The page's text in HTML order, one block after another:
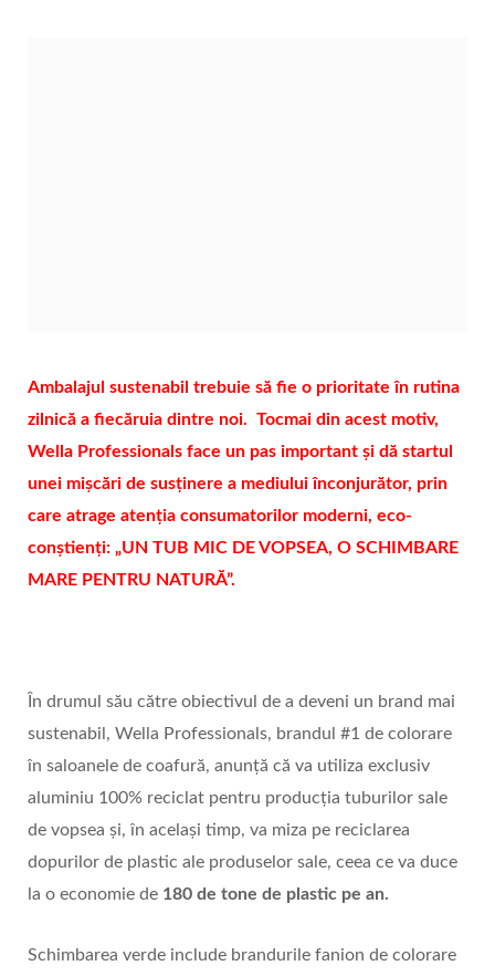
Ambalajul sustenabil trebuie să fie o prioritate în rutina
zilnică a fiecăruia dintre noi. Tocmai din acest motiv,
Wella Professionals face un pas important și dă startul
unei mișcări de susținere a mediului înconjurător, prin
care atrage atenția consumatorilor moderni, eco-
conștienți: „UN TUB MIC DE VOPSEA, O SCHIMBARE
MARE PENTRU NATURĂ”.
În drumul său către obiectivul de a deveni un brand mai
sustenabil, Wella Professionals, brandul #1 de colorare
în saloanele de coafură, anunță că va utiliza exclusiv
aluminiu 100% reciclat pentru producția tuburilor sale
de vopsea și, în același timp, va miza pe reciclarea
dopurilor de plastic ale produselor sale, ceea ce va duce
la o economie de 180 de tone de plastic pe an.
Schimbarea verde include brandurile fanion de colorare